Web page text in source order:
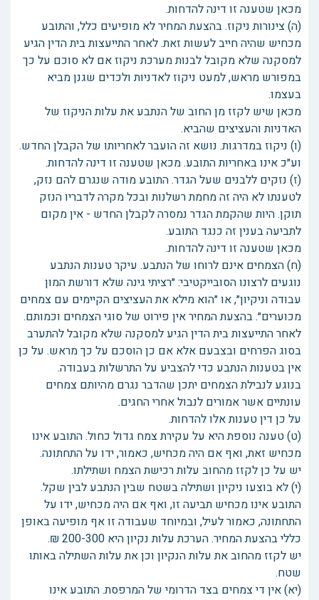
מכאן שטענה זו דינה להדחות.
(ה) צינורות ניקוז. בהצעת המחיר לא מופיעים כלל, והתובע
מכחיש שהיה חייב לעשות זאת. לאחר התייעצות בית הדין הגיע
למסקנה שלא מקובל לבנות מערכת ניקוז אם לא סוכם על כך
במפורש מראש, למעט ניקוז לאדניות ולכדים שגנן מביא
בעצמו.
מכאן שיש לקזז מן החוב של הנתבע את עלות הניקוז של
האדניות והעציצים שהביא.
(ו) ניקוז במדרגות. נושא זה הועבר לאחריותו של הקבלן החדש.
וע״כ אינו באחריות התובע. מכאן שטענה זו דינה להדחות.
(ז) נזקים ללבנים שעל הגדר. התובע מודה שנגרם להם נזק,
לטענתו לא היה זה מחמת רשלנות ובכל מקרה לדבריו הנזק
תוקן. היות שהקמת הגדר נמסרה לקבלן החדש - אין מקום
לתביעה בענין זה כנגד התובע.
מכאן שטענה זו דינה להדחות.
(ח) הצמחים אינם לרוחו של הנתבע. עיקר טענות הנתבע
נוגעים לרצונו הסובייקטיבי: ״רציתי גינה שלא דורשת המון
עבודה וניקיון״, או ״הוא מילא את העציצים הקיימים עם צמחים
מכוערים״. בהצעת המחיר אין פירוט של סוגי הצמחים וכמותם.
לאחר התייעצות בית הדין הגיע למסקנה שלא מקובל להתערב
בסוג הפרחים ובצבעם אלא אם כן הוסכם על כך מראש. על כן
אין בטענות הנתבע כדי להצביע על התרשלות בעבודה.
בנוגע לנבילת הצמחים יתכן שהדבר נגרם מהיותם צמחים
עונתיים אשר אמורים לנבול אחרי החגים.
על כן דין טענות אלו להדחות.
(ט) טענה נוספת היא על עקירת צמח גדול כחול. התובע אינו
מכחיש זאת, ואף אם היה מכחיש, כאמור, ידו על התחתונה.
יש על כן לקזז מהחוב עלות רכישת הצמח ושתילתו.
(י) לא בוצעו ניקיון ושתילה בשטח שבין הנתבע לבין שקל.
התובע אינו מכחיש תביעה זו, ואף אם היה מכחיש, ידו על
התחתונה, כאמור לעיל, ובמיוחד שעבודה זו אף מופיעה באופן
כללי בהצעת המחיר. הערכת עלות נקיון היא 200-300 ₪.
יש לקזז מהחוב את עלות הנקיון וכן את עלות השתילה באותו
שטח.
(יא) אין די צמחים בצד הדרומי של המרפסת. התובע אינו